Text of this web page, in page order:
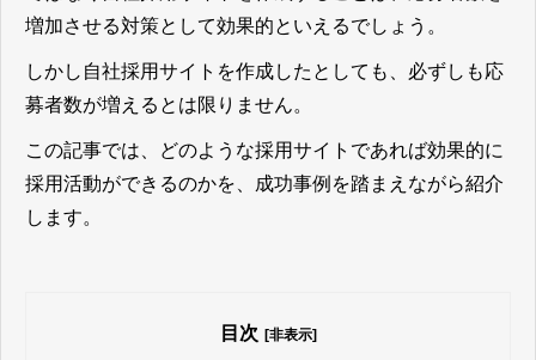
増加させる対策として効果的といえるでしょう。
しかし自社採用サイトを作成したとしても、必ずしも応
募者数が増えるとは限りません。
この記事では、どのような採用サイトであれば効果的に
採用活動ができるのかを、成功事例を踏まえながら紹介
します。
目次 [非表示]